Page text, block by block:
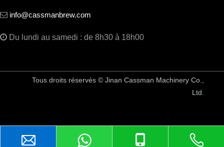
 info@cassmanbrew.com
 Du lundi au samedi : de 8h30 à 18h00
Tous droits réservés © Jinan Cassman Machinery Co.,
Ltd.